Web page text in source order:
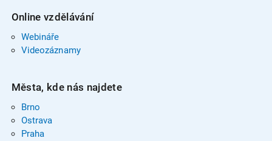
Online vzdělávání
Webináře
Videozáznamy
Města, kde nás najdete
Brno
Ostrava
Praha